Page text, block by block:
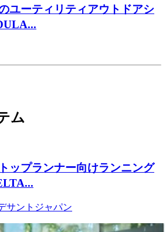
ユーティリティアウトドアシ
ム
ップランナー向けランニング
サントジャパン